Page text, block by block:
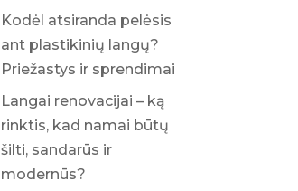
Kodėl atsiranda pelėsis
ant plastikinių langų?
Priežastys ir sprendimai
Langai renovacijai – ką
rinktis, kad namai būtų
šilti, sandarūs ir
modernūs?